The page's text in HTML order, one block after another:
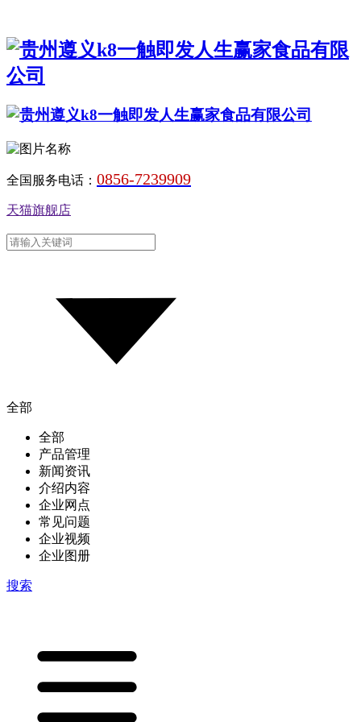
全国服务电话： 0856-7239909
天猫旗舰店
全部
全部
产品管理
新闻资讯
介绍内容
企业网点
常见问题
企业视频
企业图册
搜索